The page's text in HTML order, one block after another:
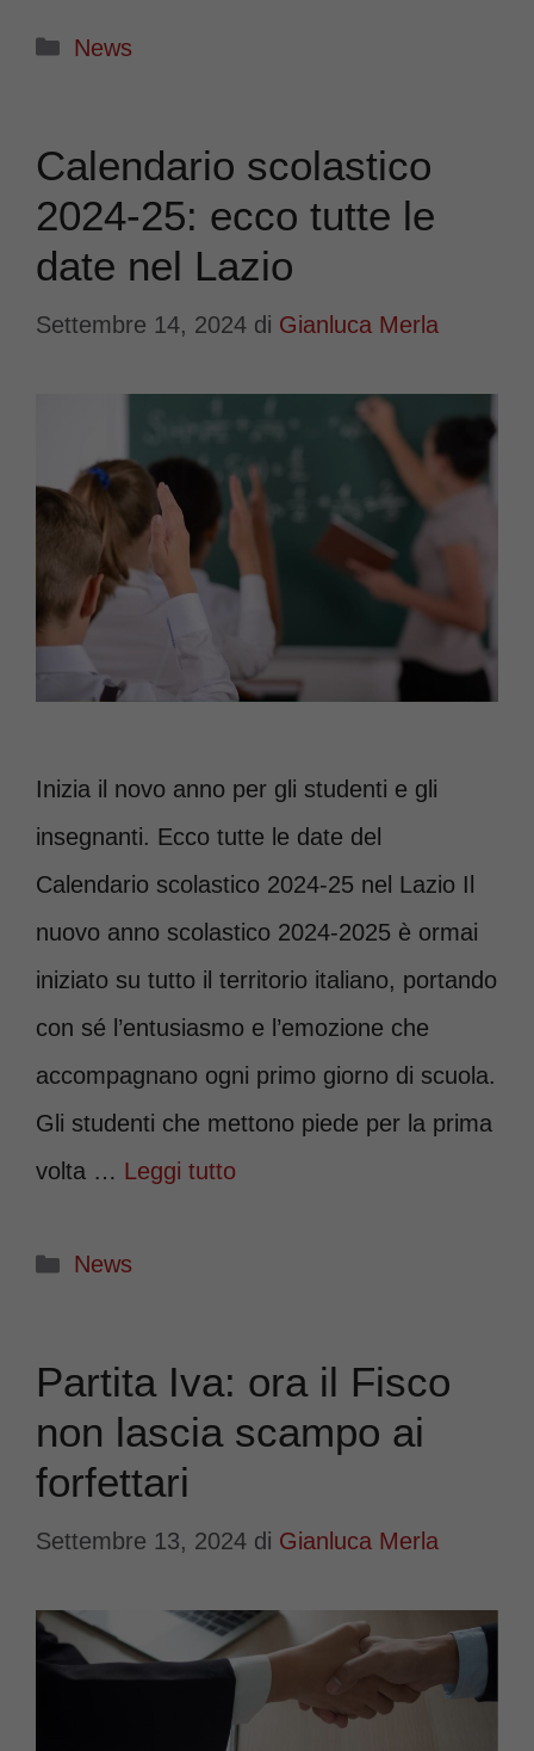
Categorie
News
Calendario scolastico
2024-25: ecco tutte le
date nel Lazio
Settembre 14, 2024 di Gianluca Merla
Inizia il novo anno per gli studenti e gli
insegnanti. Ecco tutte le date del
Calendario scolastico 2024-25 nel Lazio Il
nuovo anno scolastico 2024-2025 è ormai
iniziato su tutto il territorio italiano, portando
con sé l’entusiasmo e l’emozione che
accompagnano ogni primo giorno di scuola.
Gli studenti che mettono piede per la prima
volta … Leggi tutto
Categorie
News
Partita Iva: ora il Fisco
non lascia scampo ai
forfettari
Settembre 13, 2024 di Gianluca Merla